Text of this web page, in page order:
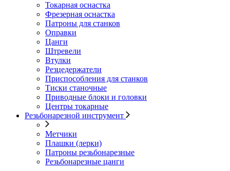
Токарная оснастка
Фрезерная оснастка
Патроны для станков
Оправки
Цанги
Штревели
Втулки
Резцедержатели
Приспособления для станков
Тиски станочные
Приводные блоки и головки
Центры токарные
Резьбонарезной инструмент
Метчики
Плашки (лерки)
Патроны резьбонарезные
Резьбонарезные цанги